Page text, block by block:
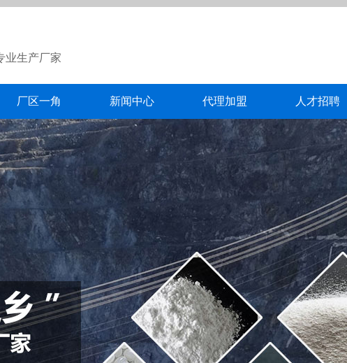
业生产厂家
厂区一角 新闻中心 代理加盟 人才招聘